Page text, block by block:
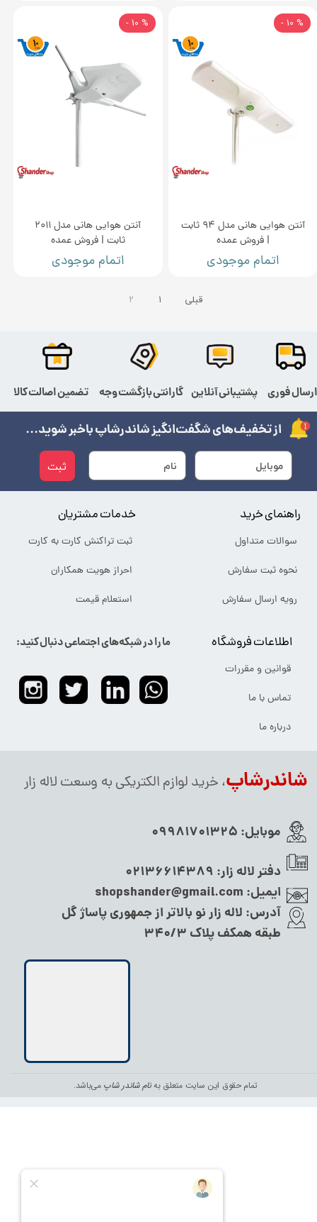
آنتن هوایی هانی مدل 94 ثابت
| فروش عمده
اتمام موجودی
% 10 -
آنتن هوایی هانی مدل 2011
ثابت | فروش عمده
اتمام موجودی
% 10 -
قبلی ۱ ۲
شاندرشاپ، خرید لوازم الکتریکی به وسعت لاله زار
تمام حقوق این سایت متعلق بهنام شاندر شاپ می‌باشد.
موبایل: 09981701325
دفتر لاله زار: 02136614389
ایمیل: shopshander@gmail.com
آدرس: لاله زار نو بالاتر از جمهوری پاساژ گل
طبقه همکف پلاک ۳۴۰/۳
ما را در شبکه‌های اجتماعی دنبال کنید:
ثبت
از تخفیف‌های شگفت‌انگیز شاندرشاپ باخبر شوید...
اطلاعات فروشگاه
قوانین و مقررات
تماس با ما
درباره ما
خدمات مشتریان
ثبت تراکنش کارت به کارت
احراز هویت همکاران
استعلام قیمت
راهنمای خرید
سوالات متداول
نحوه ثبت سفارش
رویه ارسال سفارش
ارسال فوری پشتیبانی آنلاین گارانتی بازگشت وجه تضمین اصالت کالا